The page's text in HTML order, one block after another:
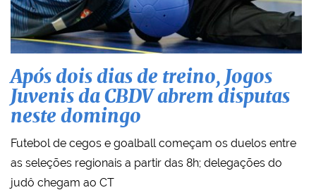
Após dois dias de treino, Jogos
Juvenis da CBDV abrem disputas
neste domingo
Futebol de cegos e goalball começam os duelos entre
as seleções regionais a partir das 8h; delegações do
judô chegam ao CT